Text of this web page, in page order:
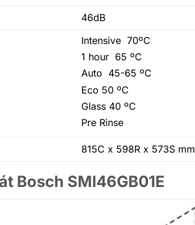
46dB
Intensive 70ºC
1 hour 65 ºC
Auto 45-65 ºC
Eco 50 ºC
Glass 40 ºC
Pre Rinse
815C x 598R x 573S mm
Bosch SMI46GB01E